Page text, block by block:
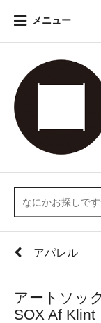
メニュー
アパレル
アートソッ
SOX Af Klint